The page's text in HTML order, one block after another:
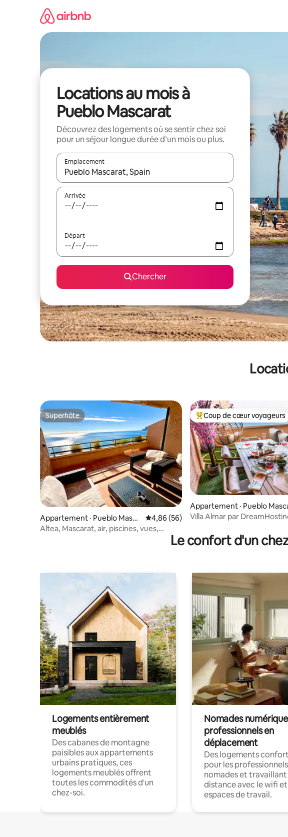
Locations au mois à
Pueblo Mascarat
Découvrez des logements où se sentir chez soi
pour un séjour longue durée d’un mois ou plus.
Emplacement
Quand les résultats sont affichés, parcourez-les en utilisant les
Arrivée
Départ
Chercher
Superhôte
Superhôte
Appartement · Pueblo Masca
rat
Note moyenne de 4,86 sur 5, 56
4,86 (56)
Altea, Mascarat, air, piscines, vues,
Coup de cœur voyageurs
Coup de cœur voyageurs
Appartement · Pueblo
Villa Almar par
Le confort d'un
Logements entièrement
meublés
Des cabanes de montagne
paisibles aux appartements
urbains pratiques, ces
logements meublés offrent
toutes les commodités d'un
chez-soi.
Nomades
professionnels en
déplacement
Des logements
pour les professionnels
nomades et travaillant
distance avec le wifi
espaces de travail.